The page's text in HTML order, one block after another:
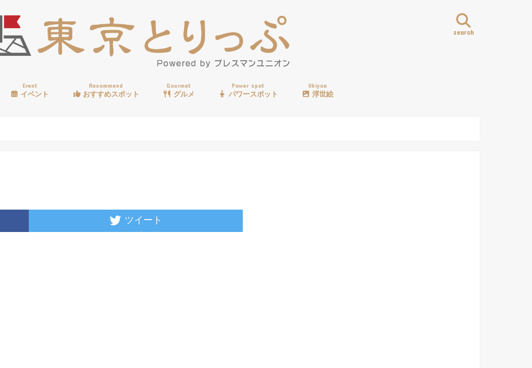
search
Event
イベント
Recommend
おすすめスポット
Gourmet
グルメ
Power spot
パワースポット
Ukiyoe
浮世絵
ツイート